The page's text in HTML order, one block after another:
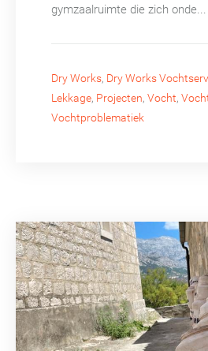
gymzaalruimte die zich onde...
Dry Works, Dry Works
Lekkage, Projecten, Vocht,
Vochtproblematiek